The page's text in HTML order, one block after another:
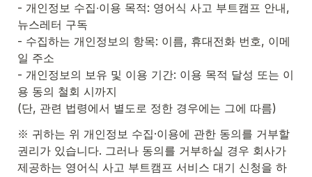
- 개인정보 수집∙이용 목적: 영어식 사고 부트캠프 안내,
- 수집하는 개인정보의 항목: 이름, 휴대전화 번호, 이메
- 개인정보의 보유 및 이용 기간: 이용 목적 달성 또는 이
(단, 관련 법령에서 별도로 정한 경우에는 그에 따름)
※ 귀하는 위 개인정보 수집·이용에 관한 동의를 거부할
권리가 있습니다. 그러나 동의를 거부하실 경우 회사가
제공하는 영어식 사고 부트캠프 서비스 대기 신청을 하